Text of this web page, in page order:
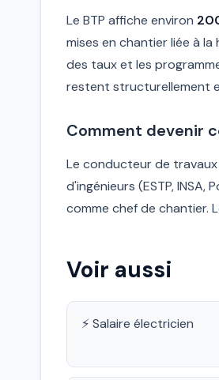
Le BTP affiche environ
mises en chantier liée à
des taux et les
restent structurellement
Comment devenir
Le conducteur de
d'ingénieurs (ESTP,
comme chef de chantier.
Voir aussi
⚡ Salaire électricien